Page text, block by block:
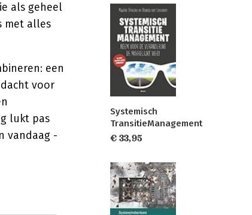
als geheel
met alles
een
voor
lukt pas
vandaag -
Systemisch
TransitieManagement
€ 33,95